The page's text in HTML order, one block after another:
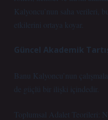
Kalyoncu’nun saha verileri,
etkilerini ortaya koyar.
Güncel Akademik
Banu Kalyoncu’nun
de güçlü bir ilişki içindedir.
Toplumsal Adalet Teorileri: